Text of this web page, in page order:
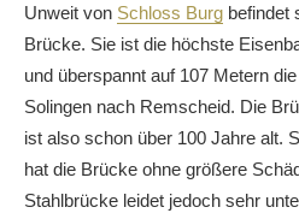
Unweit von Schloss Burg befindet
Brücke. Sie ist die höchste
und überspannt auf 107 Metern
Solingen nach Remscheid. Die
ist also schon über 100 Jahre alt.
hat die Brücke ohne größere
Stahlbrücke leidet jedoch sehr